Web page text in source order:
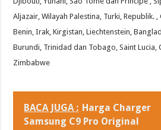
Aljazair, Wilayah Palestina, Turki, Republik.
Benin, Irak, Kirgistan, Liechtenstein,
Burundi, Trinidad dan Tobago, Saint Lucia,
Zimbabwe
BACA JUGA : Harga Charger
Samsung C9 Pro Original